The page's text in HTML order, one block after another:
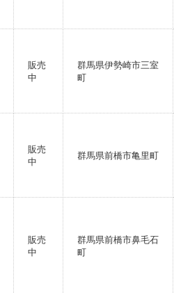
販売
中
群馬県伊勢崎市三室
町
販売
中
群馬県前橋市亀里町
販売
中
群馬県前橋市鼻毛石
町